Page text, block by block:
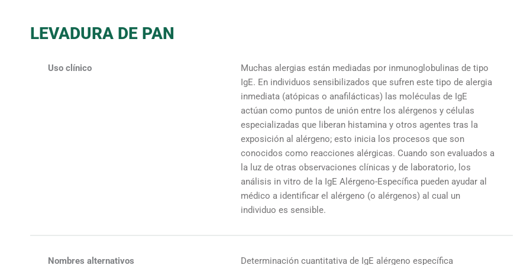
LEVADURA DE PAN
Uso clínico
Muchas alergias están mediadas por inmunoglobulinas de tipo
IgE. En individuos sensibilizados que sufren este tipo de alergia
inmediata (atópicas o anafilácticas) las moléculas de IgE
actúan como puntos de unión entre los alérgenos y células
especializadas que liberan histamina y otros agentes tras la
exposición al alérgeno; esto inicia los procesos que son
conocidos como reacciones alérgicas. Cuando son evaluados a
la luz de otras observaciones clínicas y de laboratorio, los
análisis in vitro de la IgE Alérgeno-Específica pueden ayudar al
médico a identificar el alérgeno (o alérgenos) al cual un
individuo es sensible.
Nombres alternativos Determinación cuantitativa de IgE alérgeno específica